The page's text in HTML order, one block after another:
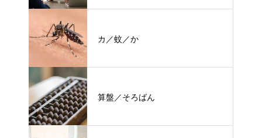
カ／蚊／か
算盤／そろばん